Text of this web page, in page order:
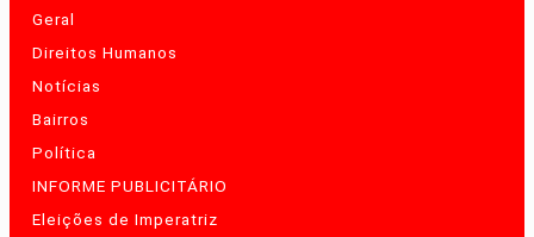
Geral
Direitos Humanos
Notícias
Bairros
Política
INFORME PUBLICITÁRIO
Eleições de Imperatriz